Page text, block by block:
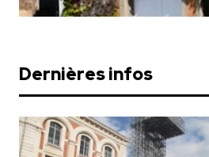
Dernières infos